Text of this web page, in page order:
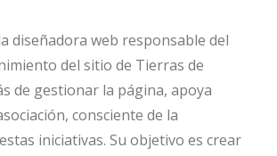
diseñadora web responsable del
del sitio de Tierras de
de gestionar la página, apoya
consciente de la
iniciativas. Su objetivo es crear